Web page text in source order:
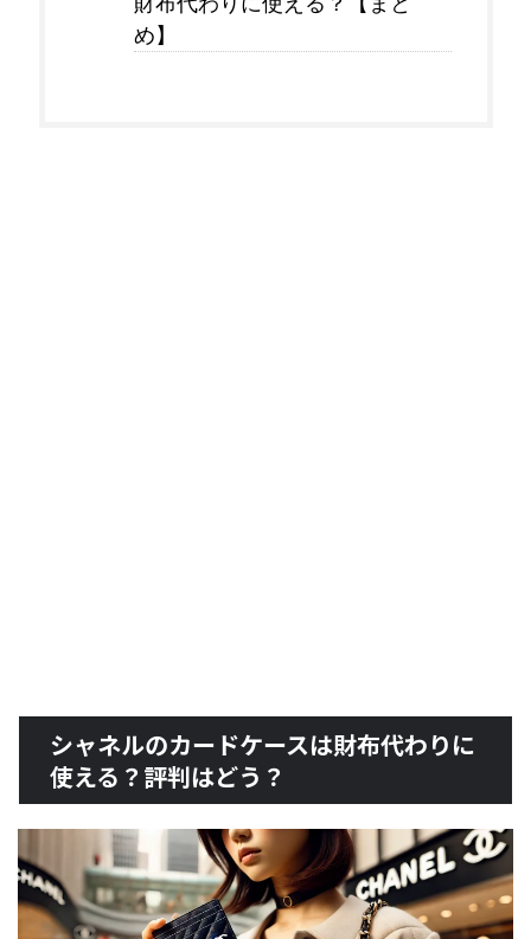
め】
シャネルのカードケースは財布代わりに
使える？評判はどう？